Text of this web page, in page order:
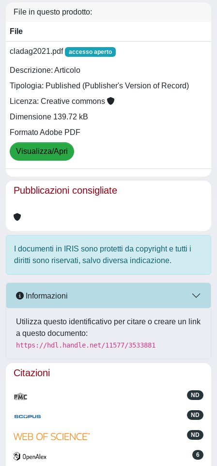
File in questo prodotto:
File
cladag2021.pdf accesso aperto
Descrizione: Articolo
Tipologia: Published (Publisher's Version of Record)
Licenza: Creative commons
Dimensione 139.72 kB
Formato Adobe PDF
Visualizza/Apri
Pubblicazioni consigliate
I documenti in IRIS sono protetti da copyright e tutti i
diritti sono riservati, salvo diversa indicazione.
Informazioni
Utilizza questo identificativo per citare o creare un link
a questo documento:
https://hdl.handle.net/11577/3533881
Citazioni
ND
ND
ND
6